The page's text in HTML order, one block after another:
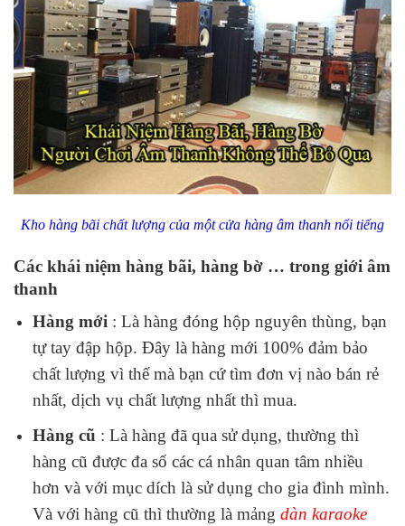
Kho hàng bãi chất lượng của một cửa hàng âm thanh nổi tiếng
Các khái niệm hàng bãi, hàng bờ … trong giới âm
thanh
Hàng mới: Là hàng đóng hộp nguyên thùng, bạn
tự tay đập hộp. Đây là hàng mới 100% đảm bảo
chất lượng vì thế mà bạn cứ tìm đơn vị nào bán rẻ
nhất, dịch vụ chất lượng nhất thì mua.
Hàng cũ : Là hàng đã qua sử dụng, thường thì
hàng cũ được đa số các cá nhân quan tâm nhiều
hơn và với mục dích là sử dụng cho gia đình mình.
Và với hàng cũ thì thường là mảng dàn karaoke